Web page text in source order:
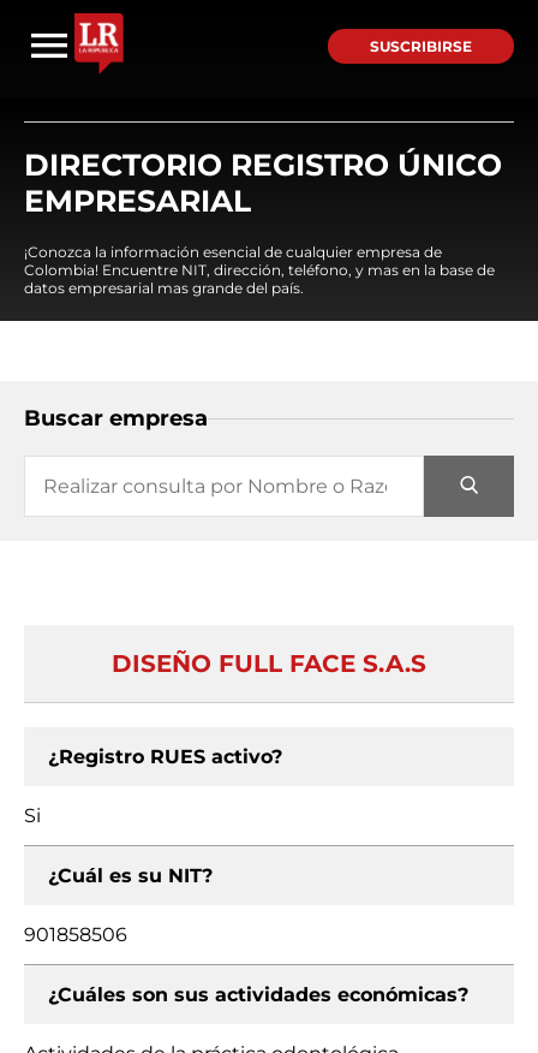
SUSCRIBIRSE
DIRECTORIO REGISTRO ÚNICO
EMPRESARIAL
¡Conozca la información esencial de cualquier empresa de
Colombia! Encuentre NIT, dirección, teléfono, y mas en la base de
datos empresarial mas grande del país.
Buscar empresa
DISEÑO FULL FACE S.A.S
¿Registro RUES activo?
Si
¿Cuál es su NIT?
901858506
¿Cuáles son sus actividades económicas?